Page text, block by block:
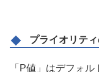
プライオリテ
「P値」はデフォ